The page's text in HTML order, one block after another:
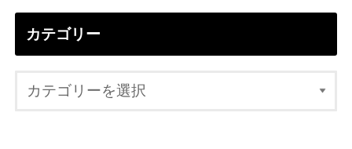
カテゴリー